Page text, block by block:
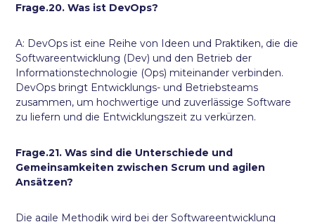
Frage.20. Was ist DevOps?
A: DevOps ist eine Reihe von Ideen und Praktiken, die die
Softwareentwicklung (Dev) und den Betrieb der
Informationstechnologie (Ops) miteinander verbinden.
DevOps bringt Entwicklungs- und Betriebsteams
zusammen, um hochwertige und zuverlässige Software
zu liefern und die Entwicklungszeit zu verkürzen.
Frage.21. Was sind die Unterschiede und
Gemeinsamkeiten zwischen Scrum und agilen
Ansätzen?
Die agile Methodik wird bei der Softwareentwicklung